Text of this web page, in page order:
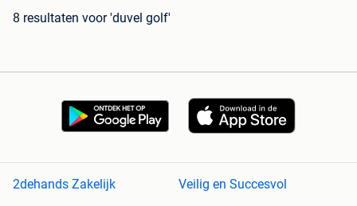
8 resultaten voor 'duvel golf'
2dehands Zakelijk
Veilig en Succesvol